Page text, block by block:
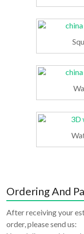
Ordering And
After receiving your
order, please send us: